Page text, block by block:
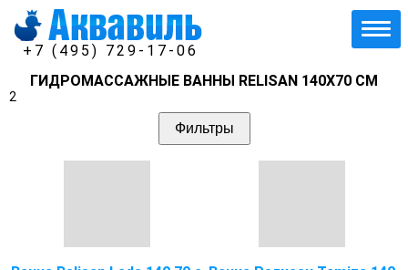
+7 (495) 729-17-06
ГИДРОМАССАЖНЫЕ ВАННЫ RELISAN 140Х70 СМ
2
Фильтры